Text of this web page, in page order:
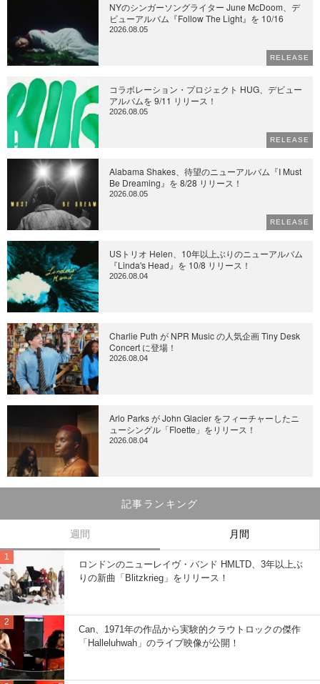
NYのシンガーソングライター June McDoom、デ
ビューアルバム『Follow The Light』を 10/16
2026.08.05
RELEASE
コラボレーション・プロジェクト HUG、デビュー
アルバムを 9/11 リリース！
2026.08.05
RELEASE
Alabama Shakes、待望のニューアルバム『I Must
Be Dreaming』を 8/28 リリース！
2026.08.05
RELEASE
USトリオ Helen、10年以上ぶりのニューアルバム
『Linda's Head』を 10/8 リリース！
2026.08.04
Charlie Puth が NPR Music の人気企画 Tiny Desk
Concert に登場！
2026.08.04
Arlo Parks が John Glacier をフィーチャーしたニ
ューシングル「Floette」をリリース！
2026.08.04
記事ランキング
週間 月間
ロンドンのニューレイヴ・バンド HMLTD、3年以上ぶ
りの新曲「Blitzkrieg」をリリース！
Can、1971年の作品から実験的クラウトロックの傑作
「Halleluhwah」のライブ映像が公開！